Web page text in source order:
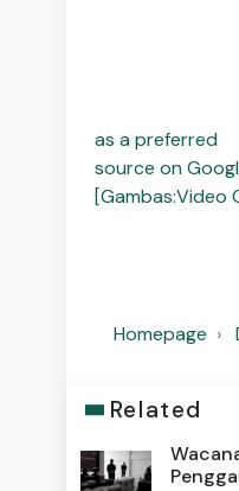
as a preferred
source on
[Gambas:Video
Homepage
Related